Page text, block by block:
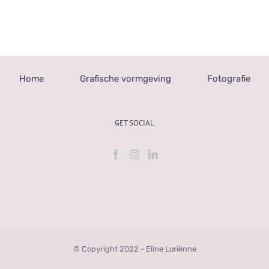
Home Grafische vormgeving Fotografie
GET SOCIAL
© Copyright 2022 - Eline Loriënne